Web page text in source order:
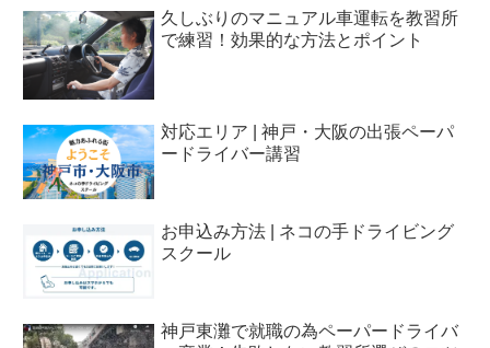
久しぶりのマニュアル車運転を教習所
で練習！効果的な方法とポイント
対応エリア | 神戸・大阪の出張ペーパ
ードライバー講習
お申込み方法 | ネコの手ドライビング
スクール
神戸東灘で就職の為ペーパードライバ